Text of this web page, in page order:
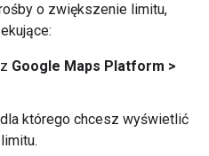
o zwiększenie limitu,
Google Maps Platform >
którego chcesz wyświetlić